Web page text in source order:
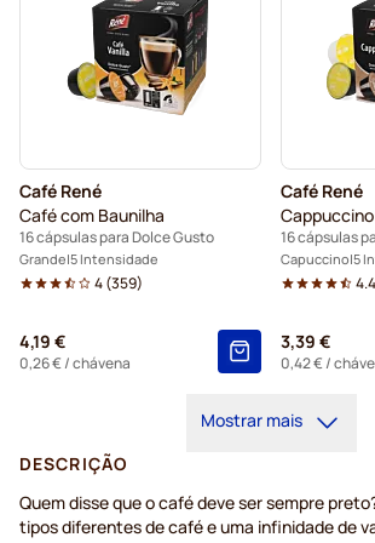
Café René
Café com Baunilha
16 cápsulas para Dolce Gusto
Grande 5 Intensidade
4(359)
4,19 €
0,26 €/ chávena
Café René
Cappuccino
16 cápsulas
Capuccino 5
4.4
3,39 €
0,42 €/
Mostrar mais
DESCRIÇÃO
Quem disse que o café deve ser sempre
tipos diferentes de café e uma infinidade de